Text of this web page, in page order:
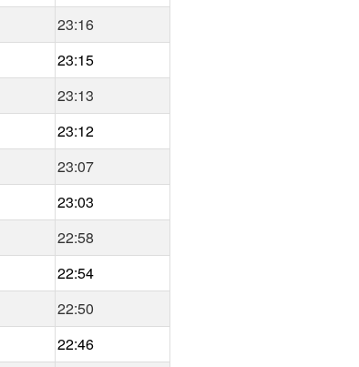
23:16
23:15
23:13
23:12
23:07
23:03
22:58
22:54
22:50
22:46